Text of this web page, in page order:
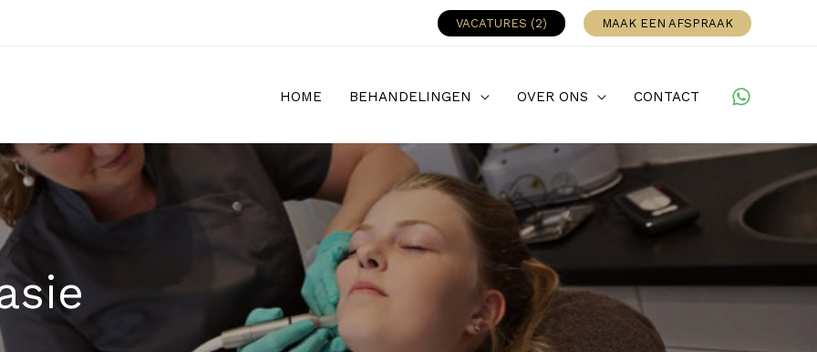
VACATURES (2) MAAK EEN AFSPRAAK
HOME BEHANDELINGEN OVER ONS CONTACT